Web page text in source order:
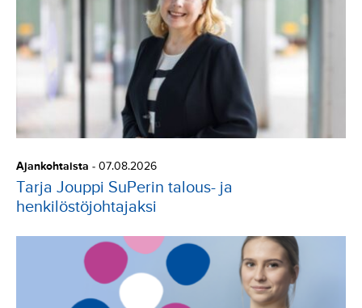
Ajankohtaista - 07.08.2026
Tarja Jouppi SuPerin talous- ja
henkilöstöjohtajaksi